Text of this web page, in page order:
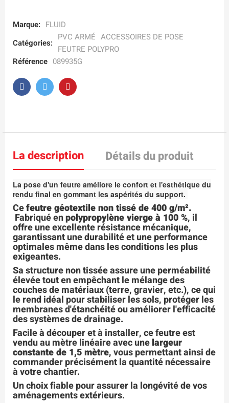
Marque: FLUID
Catégories:
PVC ARMÉ ACCESSOIRES DE POSE
FEUTRE POLYPRO
Référence 089935G
La description Détails du produit
La pose d'un feutre améliore le confort et l'esthétique du
rendu final en gommant les aspérités du support.
Cefeutre géotextile non tissé de 400 g/m².
Fabriqué enpolypropylène vierge à 100 %, il
offre une excellente résistance mécanique,
garantissant une durabilité et une performance
optimales même dans les conditions les plus
exigeantes.
Sa structure non tissée assure une perméabilité
élevée tout en empêchant le mélange des
couches de matériaux (terre, gravier, etc.), ce qui
le rend idéal pour stabiliser les sols, protéger les
membranes d'étanchéité ou améliorer l'efficacité
des systèmes de drainage.
Facile à découper et à installer, ce feutre est
vendu au mètre linéaire avec unelargeur
constante de 1,5 mètre, vous permettant ainsi de
commander précisément la quantité nécessaire
à votre chantier.
Un choix fiable pour assurer la longévité de vos
aménagements extérieurs.